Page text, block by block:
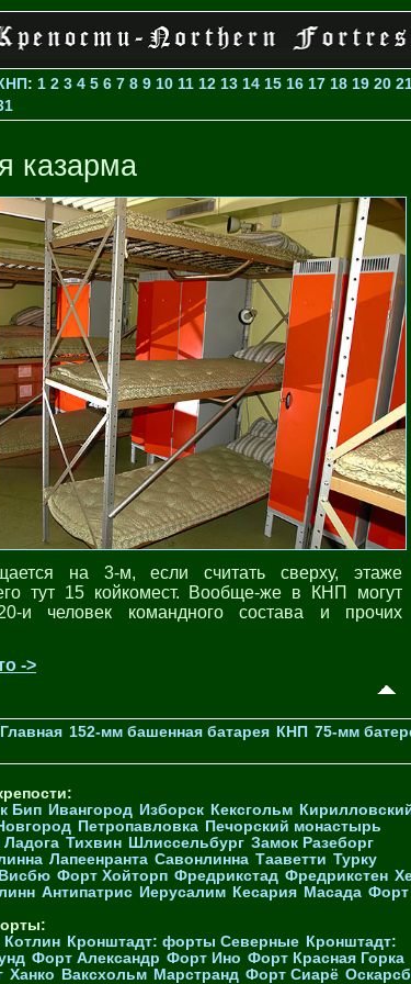
: 1 2 3 4 5 6 7 8 9 10 11 12 13 14 15 16 17 18 19 20
казарма
на 3-м, если считать сверху, этаже
тут 15 койкомест. Вообще-же в КНП могут
и человек командного состава и прочих
->
Главная 152-мм башенная батарея КНП 75-мм
Бип Ивангород Изборск Кексгольм
Петропавловка Печорcкий монастырь
Ладога Тихвин Шлиссельбург Замок Разеборг
Лапеенранта Савонлинна Тааветти Турку
Висбю Форт Хойторп Фредрикстад Фредрикстен
Антипатрис Иерусалим Кесария Масада Форт
Котлин Кронштадт: форты Северные Кронштадт:
Форт Александр Форт Ино Форт Красная Горка
Ханко Ваксхольм Марстранд Форт Сиарё